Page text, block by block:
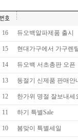
16 듀오백알파제품 출시
15 현대가구에서 가구렌
14 듀오백 서초총판 오픈
13 동절기 신제품 판매안
12 한가위 명절 잘보내세
11 하기 특별Sale
10 봄맞이 특별세일